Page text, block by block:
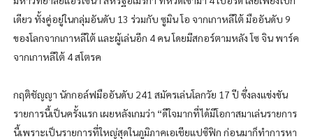
เดียว ทั้งคู่อยู่ในกลุ่มอันดับ 13 ร่วมกับ ซูมิน โอ จากเกาหลีใต้ มืออันดับ 9
ของโลกจากเกาหลีใต้ และผู้เล่นอีก 4 คน โดยมีสกอร์ตามหลัง โซ จิน พาร์ค
จากเกาหลีใต้ 4 สโตรค
กฤติชัญญา นักกอล์ฟมืออันดับ 241 สมัครเล่นโลกวัย 17 ปี ซึ่งลงแข่งขัน
รายการนี้เป็นครั้งแรก เผยหลังเกมว่า “ดีใจมากที่ได้มีโอกาสมาเล่นรายการ
นี้เพราะเป็นรายการที่ใหญ่สุดในภูมิภาคเอเชียแปซิฟิก ก่อนมาก็ทำการหา